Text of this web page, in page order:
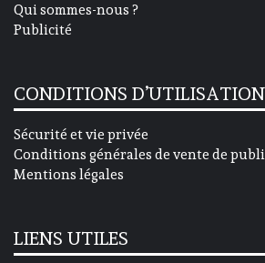
Qui sommes-nous ?
Publicité
CONDITIONS D’UTILISATION
Sécurité et vie privée
Conditions générales de vente de
Mentions légales
LIENS UTILES